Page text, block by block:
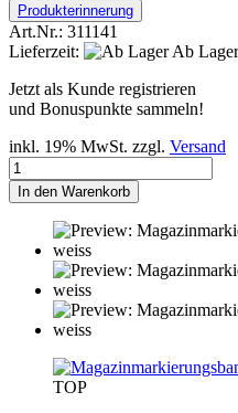
Produkterinnerung
Art.Nr.: 311141
Lieferzeit:
Ab Lager
Jetzt als Kunde registrieren
und Bonuspunkte sammeln!
inkl. 19% MwSt. zzgl. Versand
In den Warenkorb
TOP